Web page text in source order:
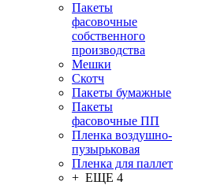
Пакеты
фасовочные
собственного
производства
Мешки
Скотч
Пакеты бумажные
Пакеты
фасовочные ПП
Пленка воздушно-
пузырьковая
Пленка для паллет
+ ЕЩЕ 4